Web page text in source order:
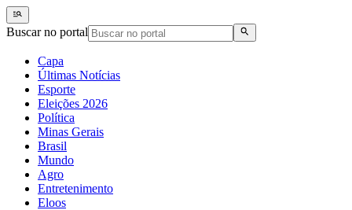
Buscar no portal
Capa
Últimas Notícias
Esporte
Eleições 2026
Política
Minas Gerais
Brasil
Mundo
Agro
Entretenimento
Eloos